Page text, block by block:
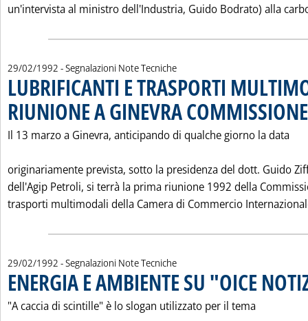
un'intervista al ministro dell'Industria, Guido Bodrato) alla
29/02/1992 - Segnalazioni Note Tecniche
LUBRIFICANTI E TRASPORTI
RIUNIONE A GINEVRA
Il 13 marzo a Ginevra, anticipando di qualche giorno la data
originariamente prevista, sotto la presidenza del dott. Guido
dell'Agip Petroli, si terrà la prima riunione 1992 della
trasporti multimodali della Camera di Commercio
29/02/1992 - Segnalazioni Note Tecniche
ENERGIA E AMBIENTE SU "OICE
"A caccia di scintille" è lo slogan utilizzato per il tema